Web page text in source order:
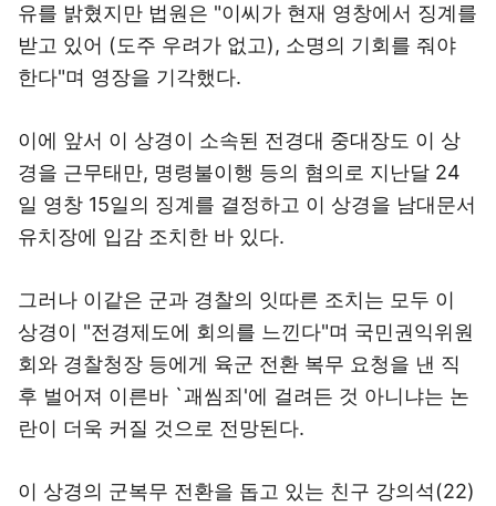
유를 밝혔지만 법원은 "이씨가 현재 영창에서 징계를
받고 있어 (도주 우려가 없고), 소명의 기회를 줘야
한다"며 영장을 기각했다.
이에 앞서 이 상경이 소속된 전경대 중대장도 이 상
경을 근무태만, 명령불이행 등의 혐의로 지난달 24
일 영창 15일의 징계를 결정하고 이 상경을 남대문서
유치장에 입감 조치한 바 있다.
그러나 이같은 군과 경찰의 잇따른 조치는 모두 이
상경이 "전경제도에 회의를 느낀다"며 국민권익위원
회와 경찰청장 등에게 육군 전환 복무 요청을 낸 직
후 벌어져 이른바 `괘씸죄'에 걸려든 것 아니냐는 논
란이 더욱 커질 것으로 전망된다.
이 상경의 군복무 전환을 돕고 있는 친구 강의석(22)